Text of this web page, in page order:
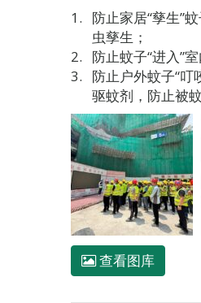
防止家居“孳生”
虫孳生；
防止蚊子“进入”
防止户外蚊子“
驱蚊剂，防止被蚊
查看图库